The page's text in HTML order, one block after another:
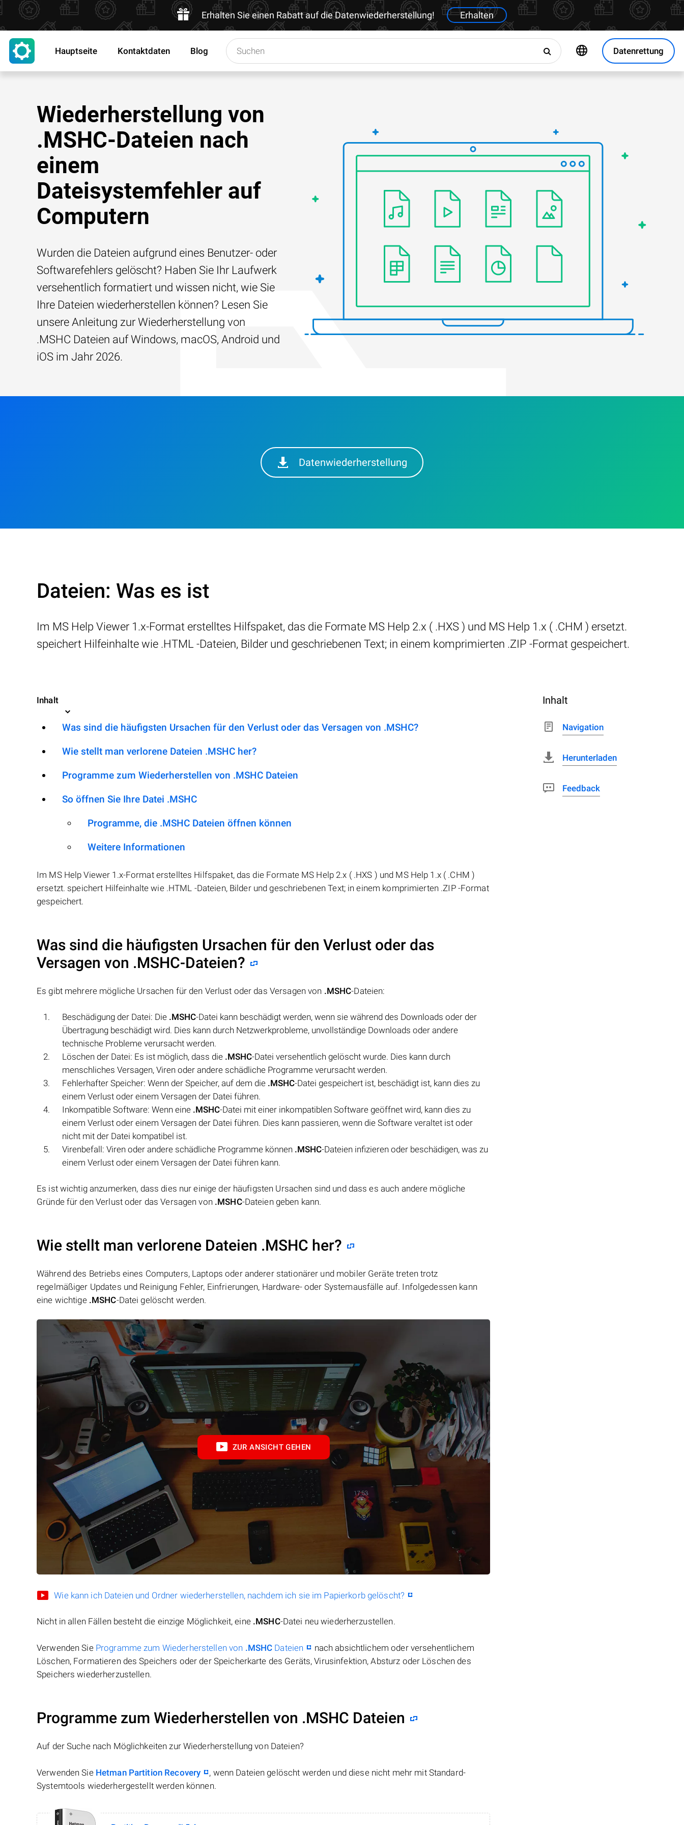
Erhalten Sie einen Rabatt auf die Datenwiederherstellung! Erhalten
Datenrettung
Hauptseite Kontaktdaten Blog
Wiederherstellung von
.MSHC-Dateien nach
einem
Dateisystemfehler auf
Computern
Wurden die Dateien aufgrund eines Benutzer- oder
Softwarefehlers gelöscht? Haben Sie Ihr Laufwerk
versehentlich formatiert und wissen nicht, wie Sie
Ihre Dateien wiederherstellen können? Lesen Sie
unsere Anleitung zur Wiederherstellung von
.MSHC Dateien auf Windows, macOS, Android und
iOS im Jahr 2026.
Datenwiederherstellung
Dateien: Was es ist
Im MS Help Viewer 1.x-Format erstelltes Hilfspaket, das die Formate MS Help 2.x ( .HXS ) und MS Help 1.x ( .CHM ) ersetzt.
speichert Hilfeinhalte wie .HTML -Dateien, Bilder und geschriebenen Text; in einem komprimierten .ZIP -Format gespeichert.
Inhalt
Was sind die häufigsten Ursachen für den Verlust oder das Versagen von .MSHC?
Wie stellt man verlorene Dateien .MSHC her?
Programme zum Wiederherstellen von .MSHC Dateien
So öffnen Sie Ihre Datei .MSHC
Programme, die .MSHC Dateien öffnen können
Weitere Informationen
Im MS Help Viewer 1.x-Format erstelltes Hilfspaket, das die Formate MS Help 2.x ( .HXS ) und MS Help 1.x ( .CHM )
ersetzt. speichert Hilfeinhalte wie .HTML -Dateien, Bilder und geschriebenen Text; in einem komprimierten .ZIP -Format
gespeichert.
Was sind die häufigsten Ursachen für den Verlust oder das
Versagen von .MSHC-Dateien?
Es gibt mehrere mögliche Ursachen für den Verlust oder das Versagen von .MSHC-Dateien:
Beschädigung der Datei: Die .MSHC-Datei kann beschädigt werden, wenn sie während des Downloads oder der
Übertragung beschädigt wird. Dies kann durch Netzwerkprobleme, unvollständige Downloads oder andere
technische Probleme verursacht werden.
Löschen der Datei: Es ist möglich, dass die .MSHC-Datei versehentlich gelöscht wurde. Dies kann durch
menschliches Versagen, Viren oder andere schädliche Programme verursacht werden.
Fehlerhafter Speicher: Wenn der Speicher, auf dem die .MSHC-Datei gespeichert ist, beschädigt ist, kann dies zu
einem Verlust oder einem Versagen der Datei führen.
Inkompatible Software: Wenn eine .MSHC-Datei mit einer inkompatiblen Software geöffnet wird, kann dies zu
einem Verlust oder einem Versagen der Datei führen. Dies kann passieren, wenn die Software veraltet ist oder
nicht mit der Datei kompatibel ist.
Virenbefall: Viren oder andere schädliche Programme können .MSHC-Dateien infizieren oder beschädigen, was zu
einem Verlust oder einem Versagen der Datei führen kann.
Es ist wichtig anzumerken, dass dies nur einige der häufigsten Ursachen sind und dass es auch andere mögliche
Gründe für den Verlust oder das Versagen von .MSHC-Dateien geben kann.
Wie stellt man verlorene Dateien .MSHC her?
Während des Betriebs eines Computers, Laptops oder anderer stationärer und mobiler Geräte treten trotz
regelmäßiger Updates und Reinigung Fehler, Einfrierungen, Hardware- oder Systemausfälle auf. Infolgedessen kann
eine wichtige .MSHC-Datei gelöscht werden.
ZUR ANSICHT GEHEN
Wie kann ich Dateien und Ordner wiederherstellen, nachdem ich sie im Papierkorb gelöscht?
Nicht in allen Fällen besteht die einzige Möglichkeit, eine .MSHC-Datei neu wiederherzustellen.
Verwenden Sie Programme zum Wiederherstellen von .MSHC Dateien
nach absichtlichem oder versehentlichem
Löschen, Formatieren des Speichers oder der Speicherkarte des Geräts, Virusinfektion, Absturz oder Löschen des
Speichers wiederherzustellen.
Programme zum Wiederherstellen von .MSHC Dateien
Auf der Suche nach Möglichkeiten zur Wiederherstellung von Dateien?
Verwenden Sie Hetman Partition Recovery
, wenn Dateien gelöscht werden und diese nicht mehr mit Standard-
Systemtools wiederhergestellt werden können.
Inhalt
Navigation
Herunterladen
Feedback